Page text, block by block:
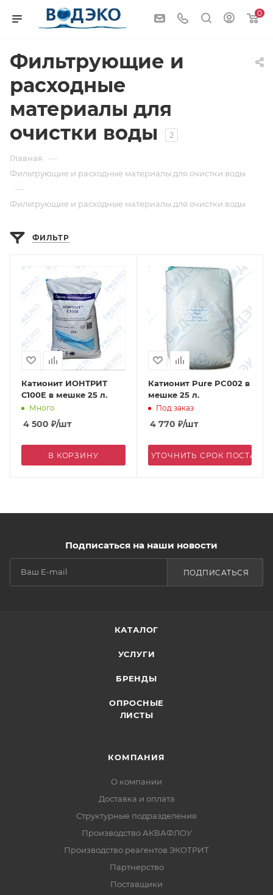
0
Фильтрующие и
расходные
материалы для
очистки воды
2
Главная —
Фильтрующие и расходные материалы для очистки воды
—
Фильтрующие и расходные материалы для очистки воды
ФИЛЬТР
Катионит ИОНТРИТ
С100E в мешке 25 л.
Много
4 500 ₽/шт
В КОРЗИНУ
Катионит Pure PC002 в
мешке 25 л.
Под заказ
4 770 ₽/шт
УТОЧНИТЬ СРОК
Подписаться на наши новости
ПОДПИСАТЬСЯ
КАТАЛОГ
УСЛУГИ
БРЕНДЫ
ОПРОСНЫЕ
ЛИСТЫ
КОМПАНИЯ
О компании
Доставка и оплата
Структурные подразделения
Производство АКВАФЛОУ
Производство реагентов ЭКОТРИТ
Партнерство
Поставщики